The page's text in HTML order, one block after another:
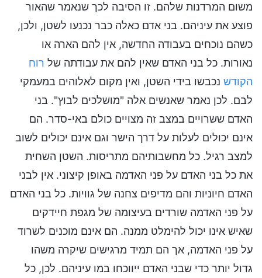
משום המרדנות שלהם. זו הסיבה לכך שנאמר שהאור
פוצע את עיניהם. בני אדם כאלה כבר נכנעו לשטן, ולכן,
כשהם נוכחים בעבודה החדשה, אין להם הארה או
נאורות. כל בני האדם שאין להם את עבודתה של רוח
הקודש נכבשו בידי השטן, ואין מקום לאלוהים במעמקי
לבם. לכן נאמר שאנשים אלה "מושלכים לבוץ". בני
האדם ששרויים במצב זה מצויים כולם באי-סדר. הם
אינם יכולים לעלות על דרך הישר וגם אינם יכולים לשוב
למצב רגיל. כל מחשבותיהם מתריסות. השטן השחית
את כל בני האדם על פני האדמה באופן קיצוני. אין לבני
האדם חיוניות והם מדיפים צחנה של גוויות. כל בני האדם
על פני האדמה שורדים בעיצומה של מגפת חיידקים
שאיש אינו יכול להימלט ממנה. הם אינם מוכנים לשרוד
על פני האדמה, אך הם תמיד מרגישים שיקרה משהו
גדול יותר כדי שבני האדם ייווכחו במו עיניהם. לכן, כל